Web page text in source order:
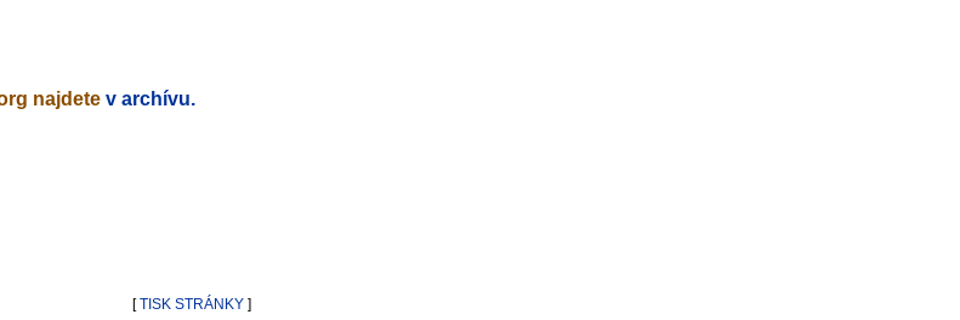
najdete v archívu.
[TISK STRÁNKY ]